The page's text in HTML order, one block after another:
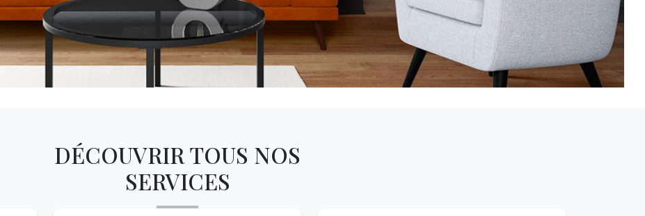
DÉCOUVRIR TOUS NOS
SERVICES